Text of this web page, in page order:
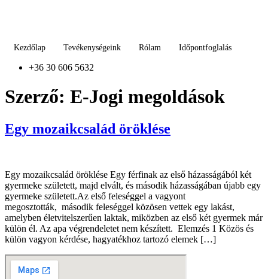
Kezdőlap Tevékenységeink Rólam Időpontfoglalás
+36 30 606 5632
Szerző: E-Jogi megoldások
Egy mozaikcsalád öröklése
Egy mozaikcsalád öröklése Egy férfinak az első házasságából két
gyermeke született, majd elvált, és második házasságában újabb egy
gyermeke született.Az első feleséggel a vagyont
megosztották, második feleséggel közösen vettek egy lakást,
amelyben életvitelszerűen laktak, miközben az első két gyermek már
külön él. Az apa végrendeletet nem készített. Elemzés 1 Közös és
külön vagyon kérdése, hagyatékhoz tartozó elemek […]